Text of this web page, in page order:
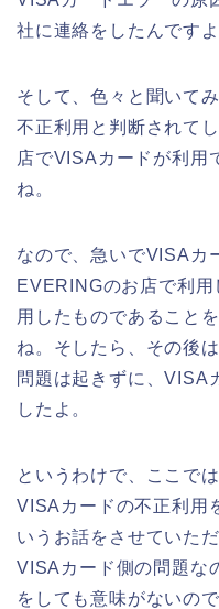
社に連絡をしたんですよ
そして、色々と聞いて
不正利用と判断されて
店でVISAカードが利用
ね。
なので、急いでVISAカ
EVERINGのお店で利
用したものであること
ね。そしたら、その後
問題は起きずに、VISA
したよ。
というわけで、ここで
VISAカードの不正利用
いうお話をさせていた
VISAカード側の問題な
をしても意味がないの